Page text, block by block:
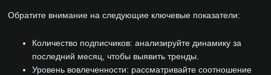
Обратите внимание на следующие ключевые показатели:
Количество подписчиков: анализируйте динамику за
последний месяц, чтобы выявить тренды.
Уровень вовлеченности: рассматривайте соотношение